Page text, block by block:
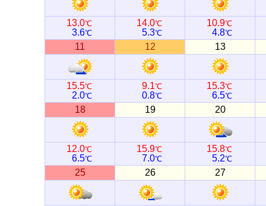
13.0℃
3.6℃
14.0℃
5.3℃
10.9℃
4.8℃
11 12 13
15.5℃
2.0℃
9.1℃
0.8℃
15.3℃
6.5℃
18 19 20
12.0℃
6.5℃
15.9℃
7.0℃
15.8℃
5.2℃
25 26 27